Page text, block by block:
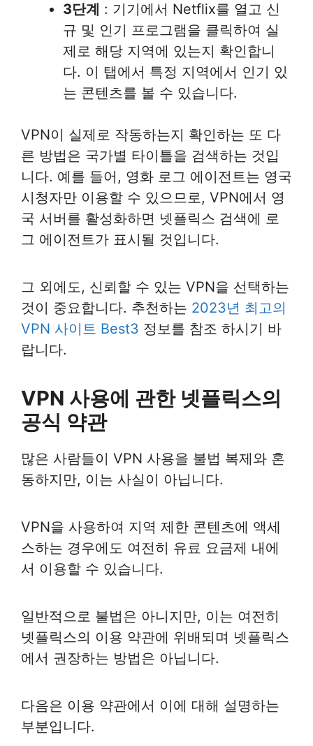
3단계 : 기기에서 Netflix를 열고 신
규 및 인기 프로그램을 클릭하여 실
제로 해당 지역에 있는지 확인합니
다. 이 탭에서 특정 지역에서 인기 있
는 콘텐츠를 볼 수 있습니다.
VPN이 실제로 작동하는지 확인하는 또 다
른 방법은 국가별 타이틀을 검색하는 것입
니다. 예를 들어, 영화 로그 에이전트는 영국
시청자만 이용할 수 있으므로, VPN에서 영
국 서버를 활성화하면 넷플릭스 검색에 로
그 에이전트가 표시될 것입니다.
그 외에도, 신뢰할 수 있는 VPN을 선택하는
것이 중요합니다. 추천하는 2023년 최고의
VPN 사이트 Best3 정보를 참조 하시기 바
랍니다.
VPN 사용에 관한 넷플릭스의
공식 약관
많은 사람들이 VPN 사용을 불법 복제와 혼
동하지만, 이는 사실이 아닙니다.
VPN을 사용하여 지역 제한 콘텐츠에 액세
스하는 경우에도 여전히 유료 요금제 내에
서 이용할 수 있습니다.
일반적으로 불법은 아니지만, 이는 여전히
넷플릭스의 이용 약관에 위배되며 넷플릭스
에서 권장하는 방법은 아닙니다.
다음은 이용 약관에서 이에 대해 설명하는
부분입니다.